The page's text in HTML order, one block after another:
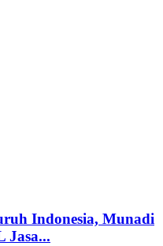
Indonesia, Munadi
Jasa...